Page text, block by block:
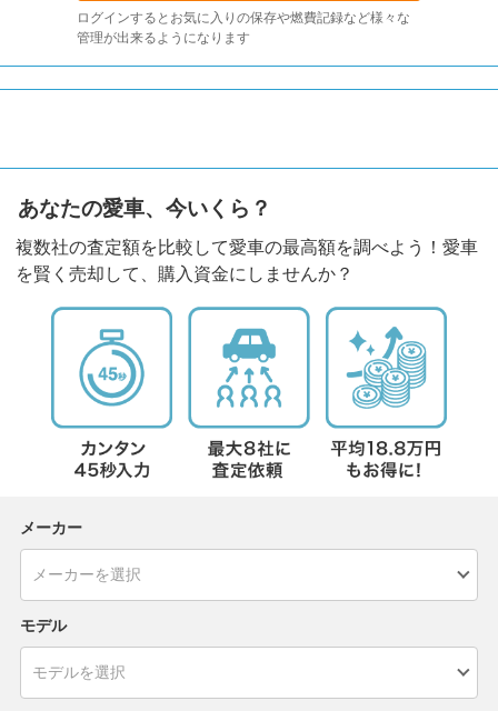
ログインするとお気に入りの保存や燃費記録など様々な
管理が出来るようになります
あなたの愛車、今いくら？
複数社の査定額を比較して愛車の最高額を調べよう！愛車
を賢く売却して、購入資金にしませんか？
メーカー
モデル